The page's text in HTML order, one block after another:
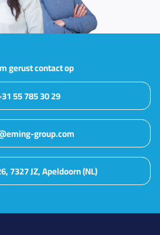
gerust contact op
55 785 30 29
group.com
7327 JZ, Apeldoorn (NL)